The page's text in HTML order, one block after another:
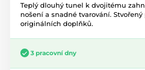
Teplý dlouhý tunel k dvojitému
nošení a snadné tvarování.
originálních doplňků.
3 pracovní dny